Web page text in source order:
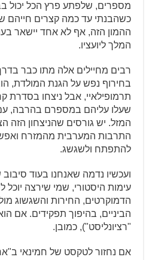
מספרים, שלפתע פרץ הכל יכול
כשהבנתי עד כמה קצרים חייהם
ההמון הזה, אף לא אחד יישאר
המלך ליועציו.
רבים מחיילים אלה מתו כבר בדרך
בחירוף נפש על הגנת המולדת,
תרמופילאיי, אבל ניצחו בסדרת
שעלו עליהם במספרם בהרבה,
המזל. יש גורסים שהניצחון הזה
התרבות המערבית מהמזרח
להתפתח ולשגשג.
ועכשיו נדמה שאנחנו בעוד
עימות היסטורי, שמי שירצה יוכל
הדמוקרטים, החירות והשגשוג
הביניים, בהיפוך תפקידים. אם
"רציונליסט"), כמובן.
אם נחזור לטקסט של חמינאי